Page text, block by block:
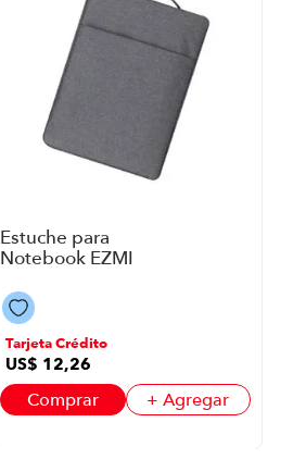
Estuche para
Notebook EZMI
P8748 | 16.5"
Color Gris
Tarjeta Crédito
US$ 12,26
Comprar + Agregar